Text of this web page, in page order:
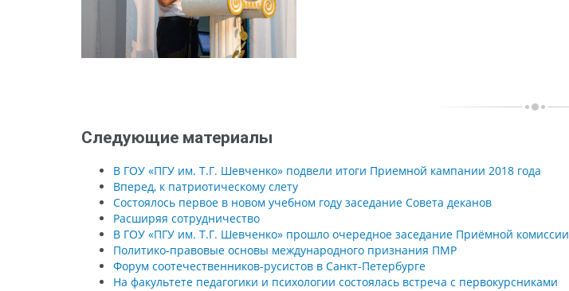
Следующие материалы
В ГОУ «ПГУ им. Т.Г. Шевченко» подвели итоги Приемной кампании 2018 года
Вперед, к патриотическому слету
Состоялось первое в новом учебном году заседание Совета деканов
Расширяя сотрудничество
В ГОУ «ПГУ им. Т.Г. Шевченко» прошло очередное заседание Приёмной комиссии
Политико-правовые основы международного признания ПМР
Форум соотечественников-русистов в Санкт-Петербурге
На факультете педагогики и психологии состоялась встреча с первокурсниками